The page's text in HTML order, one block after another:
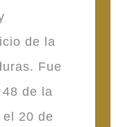
de la
Fue
de la
20 de